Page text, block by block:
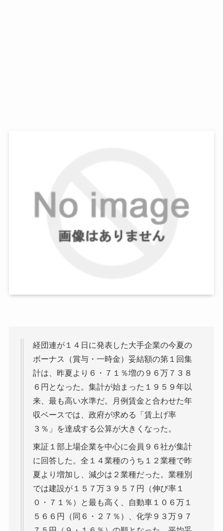
経団連が１４日に発表した大手企業の今夏の
ボーナス（賞与・一時金）妥結額の第１回集
計は、昨夏より６・７１％増の９６万７３８
６円となった。集計が始まった１９５９年以
来、最も高い水準だ。月例賃金と合わせた年
収ベースでは、政府が求める「賃上げ率
３％」を達成する公算が大きくなった。
東証１部上場企業を中心に会員９６社が集計
に回答した。全１４業種のうち１２業種で昨
夏より増加し、減少は２業種だった。業種別
では建設が１５７万３９５７円（伸び率１
０・７１％）と最も高く、自動車１０６万１
５６６円（同６・２７％）、化学９３万９７